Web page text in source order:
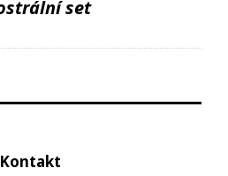
set
Kontakt